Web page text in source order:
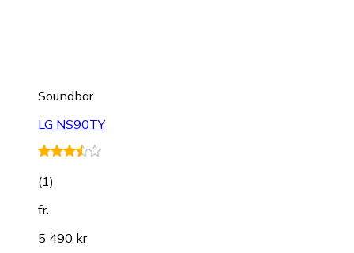
Soundbar
LG NS90TY
(1)
fr.
5 490 kr